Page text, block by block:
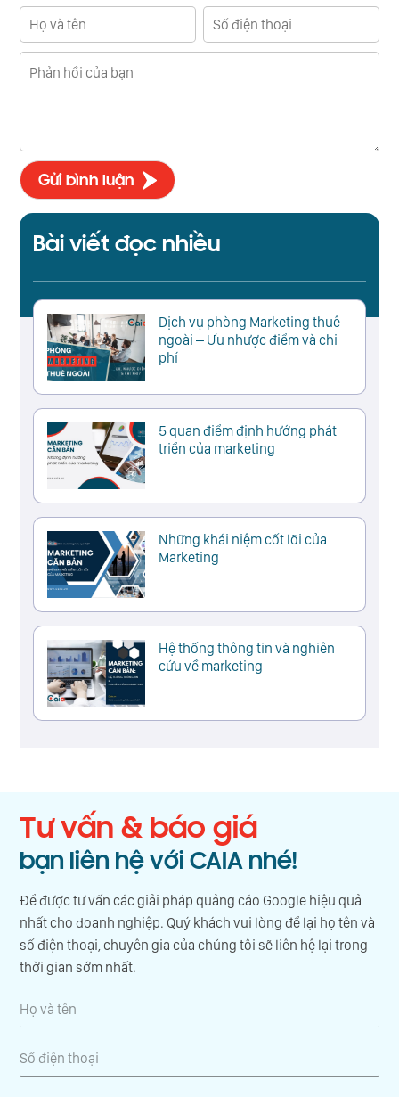
Bài viết đọc nhiều
Dịch vụ phòng Marketing thuê
ngoài – Ưu nhược điểm và chi
phí
5 quan điểm định hướng phát
triển của marketing
Những khái niệm cốt lõi của
Marketing
Hệ thống thông tin và nghiên
cứu về marketing
Tư vấn & báo giá
bạn liên hệ với CAIA nhé!
Để được tư vấn các giải pháp quảng cáo Google hiệu quả
nhất cho doanh nghiệp. Quý khách vui lòng để lại họ tên và
số điện thoại, chuyên gia của chúng tôi sẽ liên hệ lại trong
thời gian sớm nhất.